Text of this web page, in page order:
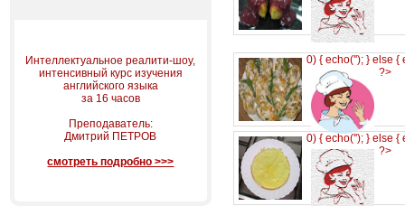
Интеллектуальное реалити-шоу,
интенсивный курс изучения
английского языка
за 16 часов
Преподаватель:
Дмитрий ПЕТРОВ
смотреть подробно >>>
0) { echo(''); } else {
?>
0) { echo(''); } else {
?>